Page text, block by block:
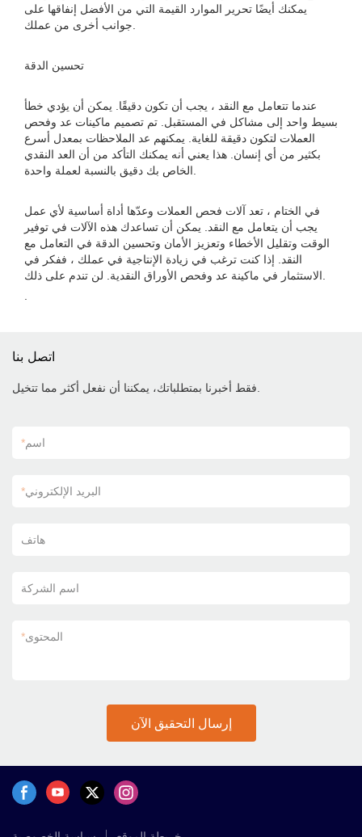
يمكنك أيضًا تحرير الموارد القيمة التي من الأفضل إنفاقها على
تحسين الدقة
عندما تتعامل مع النقد ، يجب أن تكون دقيقًا. يمكن أن يؤدي خطأ
بسيط واحد إلى مشاكل في المستقبل. تم تصميم ماكينات عد وفحص
العملات لتكون دقيقة للغاية. يمكنهم عد الملاحظات بمعدل أسرع
بكثير من أي إنسان. هذا يعني أنه يمكنك التأكد من أن العد النقدي
في الختام ، تعد آلات فحص العملات وعدّها أداة أساسية لأي عمل
يجب أن يتعامل مع النقد. يمكن أن تساعدك هذه الآلات في توفير
الوقت وتقليل الأخطاء وتعزيز الأمان وتحسين الدقة في التعامل مع
النقد. إذا كنت ترغب في زيادة الإنتاجية في عملك ، ففكر في
اتصل بنا
*اسم
*البريد الإلكتروني
هاتف
اسم الشركة
*المحتوى
إرسال التحقيق الآن